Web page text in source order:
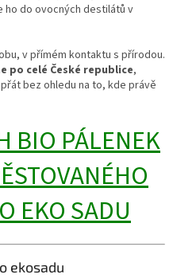
ho do ovocných destilátů v
v přímém kontaktu s přírodou.
po celé České republice,
bez ohledu na to, kde právě
BIO PÁLENEK
EKO SADU
ekosadu